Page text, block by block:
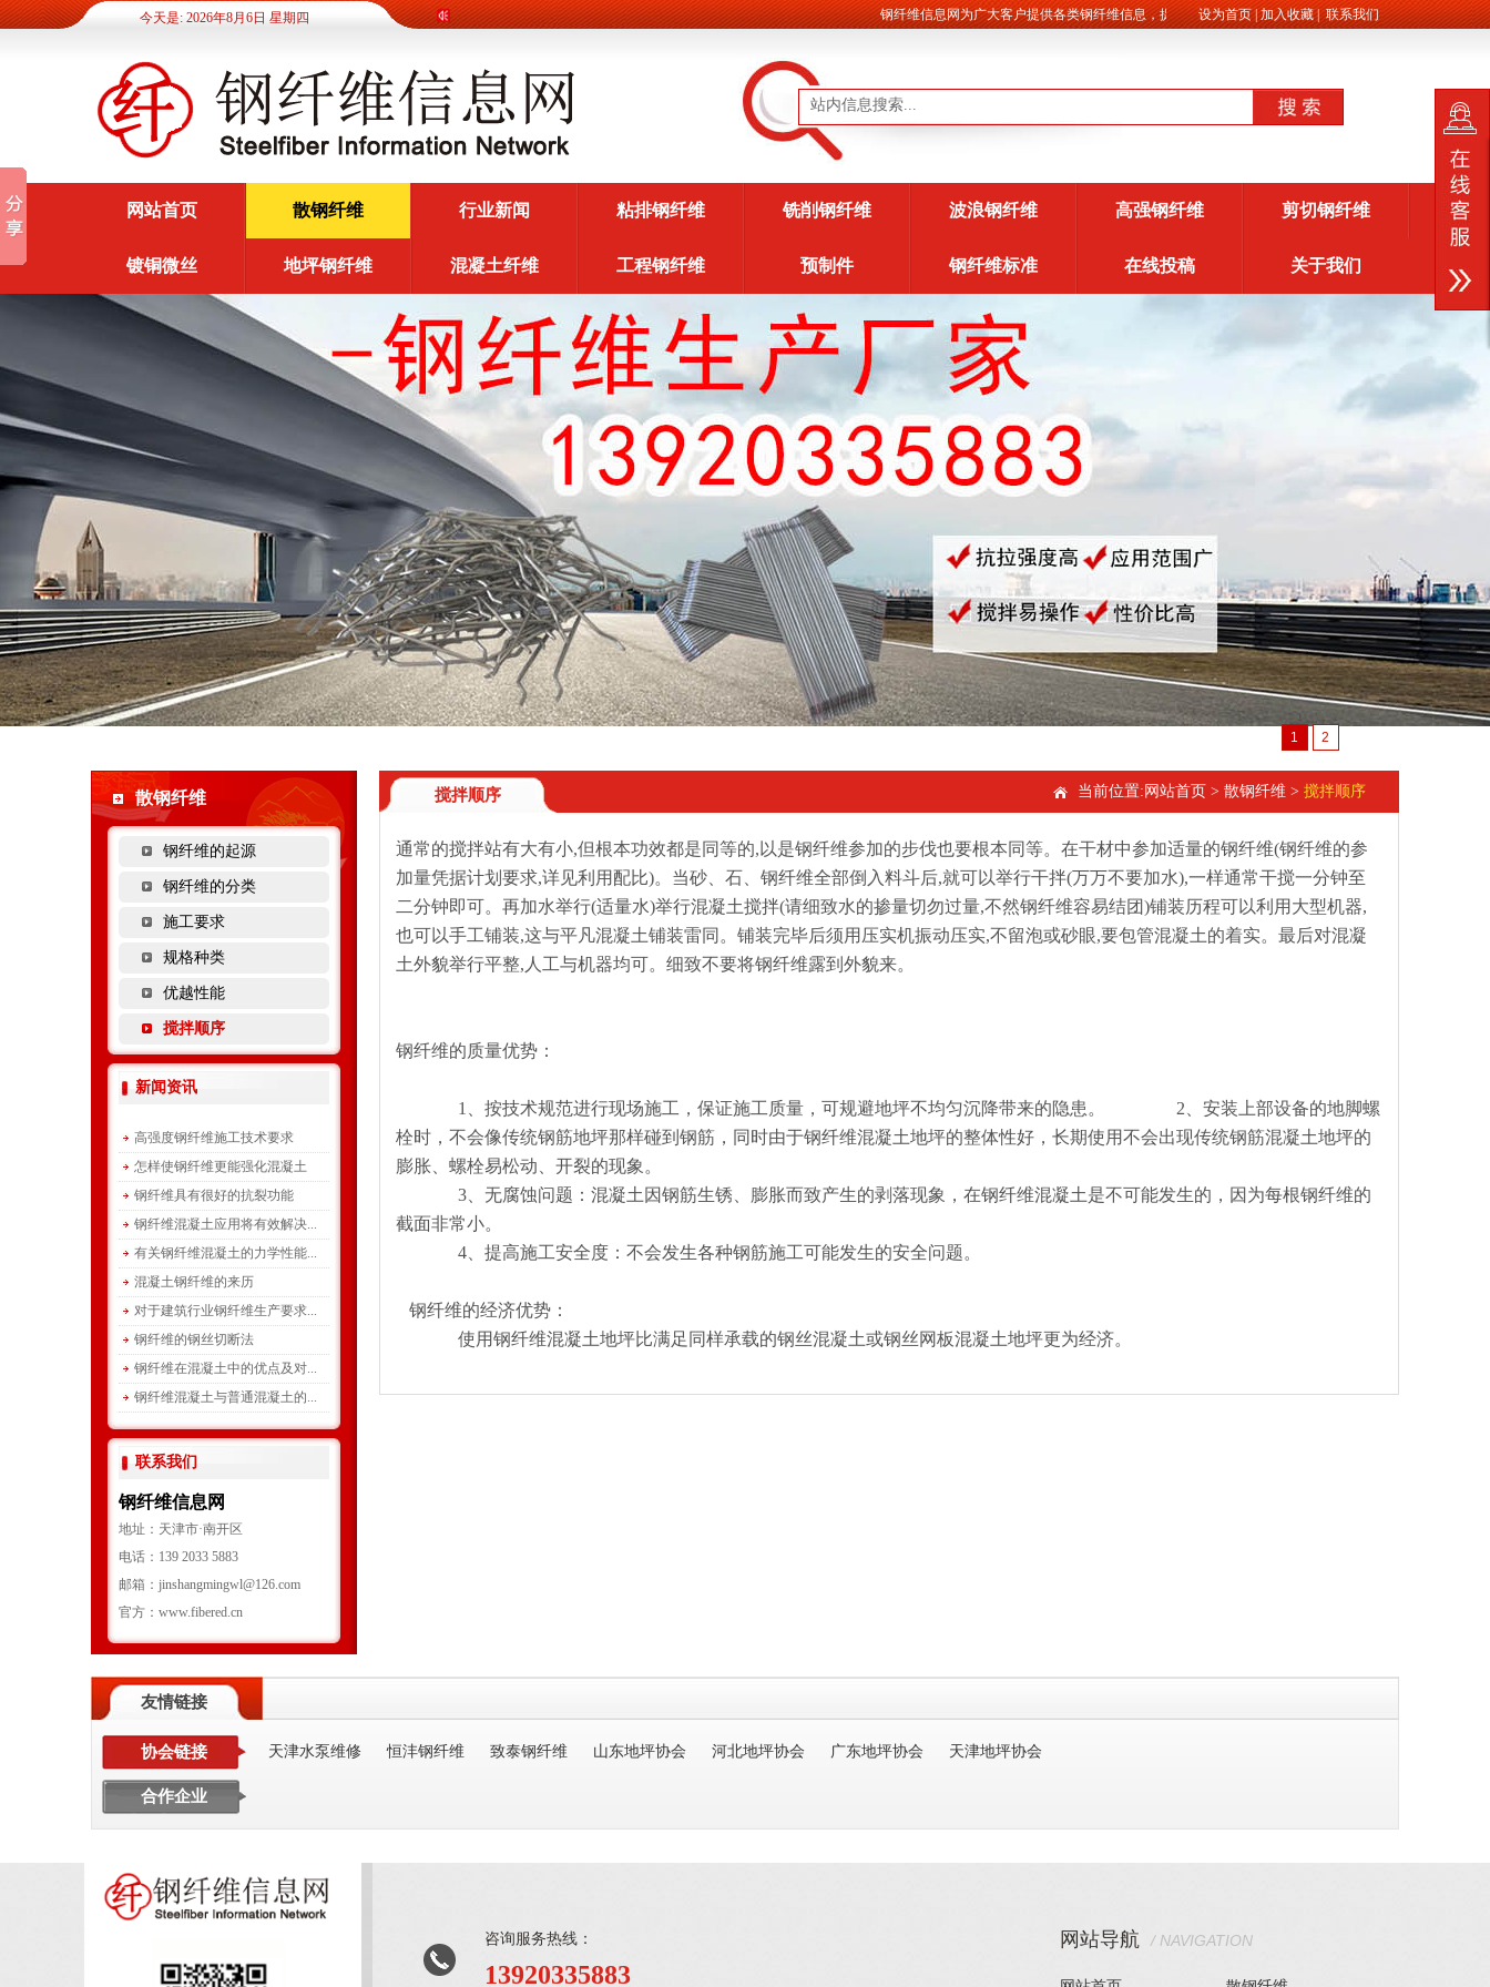
今天是: 2026年8月6日 星期四 设为首页|加入收藏|联系我们
钢纤维信息网为广大客户提供各类钢纤维信息，提供各类施工方案。
网站首页 散钢纤维 行业新闻 粘排钢纤维 铣削钢纤维 波浪钢纤维 高强钢纤维 剪切钢纤维
镀铜微丝 地坪钢纤维 混凝土纤维 工程钢纤维 预制件 钢纤维标准 在线投稿 关于我们
1 2
散钢纤维
钢纤维的起源
钢纤维的分类
施工要求
规格种类
优越性能
搅拌顺序
新闻资讯
高强度钢纤维施工技术要求
怎样使钢纤维更能强化混凝土
钢纤维具有很好的抗裂功能
钢纤维混凝土应用将有效解决...
有关钢纤维混凝土的力学性能...
混凝土钢纤维的来历
对于建筑行业钢纤维生产要求...
钢纤维的钢丝切断法
钢纤维在混凝土中的优点及对...
钢纤维混凝土与普通混凝土的...
联系我们
钢纤维信息网
地址：天津市·南开区
电话：139 2033 5883
邮箱：jinshangmingwl@126.com
官方：www.fibered.cn
搅拌顺序 当前位置: 网站首页 > 散钢纤维 > 搅拌顺序
通常的搅拌站有大有小,但根本功效都是同等的,以是钢纤维参加的步伐也要根本同等。在干材中参加适量的钢纤维(钢纤维的参
加量凭据计划要求,详见利用配比)。当砂、石、钢纤维全部倒入料斗后,就可以举行干拌(万万不要加水),一样通常干搅一分钟至
二分钟即可。再加水举行(适量水)举行混凝土搅拌(请细致水的掺量切勿过量,不然钢纤维容易结团)铺装历程可以利用大型机器,
也可以手工铺装,这与平凡混凝土铺装雷同。铺装完毕后须用压实机振动压实,不留泡或砂眼,要包管混凝土的着实。最后对混凝
土外貌举行平整,人工与机器均可。细致不要将钢纤维露到外貌来。
钢纤维的质量优势：
1、按技术规范进行现场施工，保证施工质量，可规避地坪不均匀沉降带来的隐患。
2、安装上部设备的地脚螺
栓时，不会像传统钢筋地坪那样碰到钢筋，同时由于钢纤维混凝土地坪的整体性好，长期使用不会出现传统钢筋混凝土地坪的
膨胀、螺栓易松动、开裂的现象。
3、无腐蚀问题：混凝土因钢筋生锈、膨胀而致产生的剥落现象，在钢纤维混凝土是不可能发生的，因为每根钢纤维的
截面非常小。
4、提高施工安全度：不会发生各种钢筋施工可能发生的安全问题。
钢纤维的经济优势：
使用钢纤维混凝土地坪比满足同样承载的钢丝混凝土或钢丝网板混凝土地坪更为经济。
友情链接
协会链接
合作企业
天津水泵维修 恒沣钢纤维 致泰钢纤维 山东地坪协会 河北地坪协会 广东地坪协会 天津地坪协会
咨询服务热线：
13920335883
网站导航 / NAVIGATION